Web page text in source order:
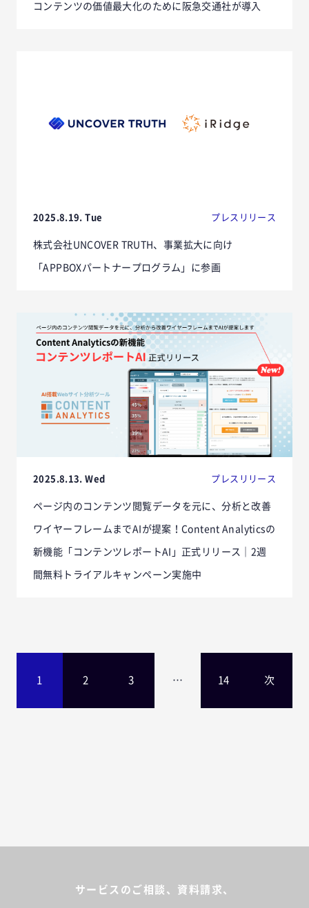
コンテンツの価値最大化のために阪急交通社が導入
2025.8.19. Tue プレスリリース
株式会社UNCOVER TRUTH、事業拡大に向け
「APPBOXパートナープログラム」に参画
2025.8.13. Wed プレスリリース
ページ内のコンテンツ閲覧データを元に、分析と改善
ワイヤーフレームまでAIが提案！Content Analyticsの
新機能「コンテンツレポートAI」正式リリース｜2週
間無料トライアルキャンペーン実施中
1 2 3 … 14 次
サービスのご相談、資料請求、